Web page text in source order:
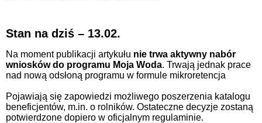
Stan na dziś – 13.02.
Na moment publikacji artykułu nie trwa aktywny nabór
wniosków do programu Moja Woda. Trwają jednak prace
nad nową odsłoną programu w formule mikroretencja
Pojawiają się zapowiedzi możliwego poszerzenia katalogu
beneficjentów, m.in. o rolników. Ostateczne decyzje zostaną
potwierdzone dopiero w oficjalnym regulaminie.